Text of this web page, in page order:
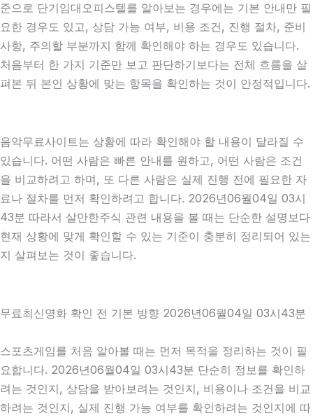
준으로 단기임대오피스텔를 알아보는 경우에는 기본 안내만 필
요한 경우도 있고, 상담 가능 여부, 비용 조건, 진행 절차, 준비
사항, 주의할 부분까지 함께 확인해야 하는 경우도 있습니다.
처음부터 한 가지 기준만 보고 판단하기보다는 전체 흐름을 살
펴본 뒤 본인 상황에 맞는 항목을 확인하는 것이 안정적입니다.
음악무료사이트는 상황에 따라 확인해야 할 내용이 달라질 수
있습니다. 어떤 사람은 빠른 안내를 원하고, 어떤 사람은 조건
을 비교하려고 하며, 또 다른 사람은 실제 진행 전에 필요한 자
료나 절차를 먼저 확인하려고 합니다. 2026년06월04일 03시
43분 따라서 살만한주식 관련 내용을 볼 때는 단순한 설명보다
현재 상황에 맞게 확인할 수 있는 기준이 충분히 정리되어 있는
지 살펴보는 것이 좋습니다.
무료최신영화 확인 전 기본 방향 2026년06월04일 03시43분
스포츠게임를 처음 알아볼 때는 먼저 목적을 정리하는 것이 필
요합니다. 2026년06월04일 03시43분 단순히 정보를 확인하
려는 것인지, 상담을 받아보려는 것인지, 비용이나 조건을 비교
하려는 것인지, 실제 진행 가능 여부를 확인하려는 것인지에 따